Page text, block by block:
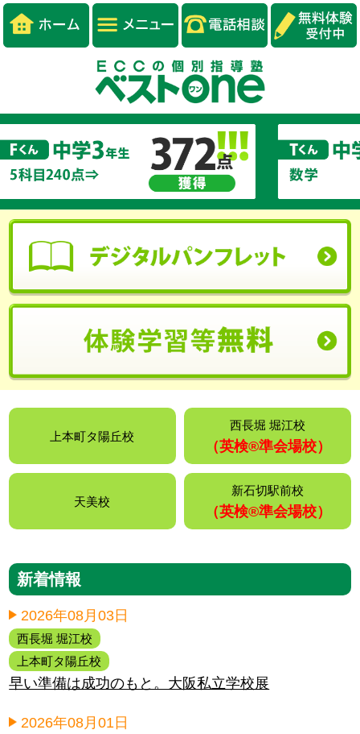
上本町タ陽丘校
西長堀 堀江校
（英検®️準会場校）
天美校
新石切駅前校
（英検®️準会場校）
新着情報
2026年08月03日
西長堀 堀江校
上本町タ陽丘校
早い準備は成功のもと。大阪私立学校展
2026年08月01日